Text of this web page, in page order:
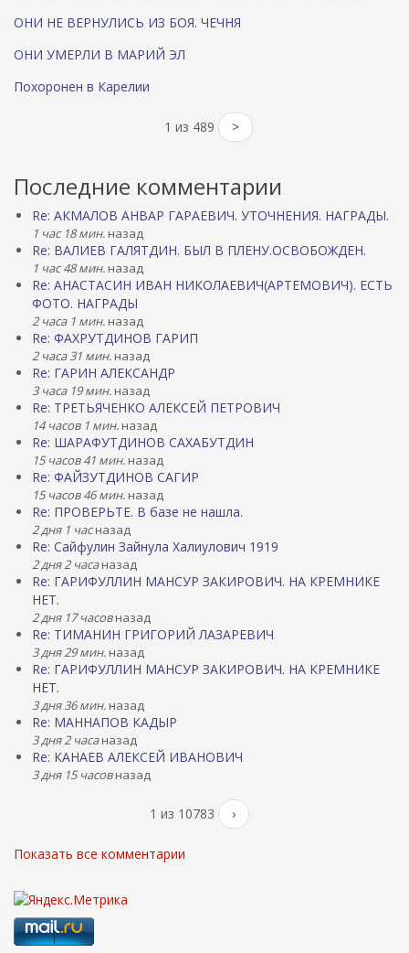
ОНИ НЕ ВЕРНУЛИСЬ ИЗ БОЯ. ЧЕЧНЯ
ОНИ УМЕРЛИ В МАРИЙ ЭЛ
Похоронен в Карелии
1 из 489 >
Последние комментарии
Re: АКМАЛОВ АНВАР ГАРАЕВИЧ. УТОЧНЕНИЯ. НАГРАДЫ.
1 час 18 мин. назад
Re: ВАЛИЕВ ГАЛЯТДИН. БЫЛ В ПЛЕНУ.ОСВОБОЖДЕН.
1 час 48 мин. назад
Re: АНАСТАСИН ИВАН НИКОЛАЕВИЧ(АРТЕМОВИЧ). ЕСТЬ
ФОТО. НАГРАДЫ
2 часа 1 мин. назад
Re: ФАХРУТДИНОВ ГАРИП
2 часа 31 мин. назад
Re: ГАРИН АЛЕКСАНДР
3 часа 19 мин. назад
Re: ТРЕТЬЯЧЕНКО АЛЕКСЕЙ ПЕТРОВИЧ
14 часов 1 мин. назад
Re: ШАРАФУТДИНОВ САХАБУТДИН
15 часов 41 мин. назад
Re: ФАЙЗУТДИНОВ САГИР
15 часов 46 мин. назад
Re: ПРОВЕРЬТЕ. В базе не нашла.
2 дня 1 часназад
Re: Сайфулин Зайнула Халиулович 1919
2 дня 2 часаназад
Re: ГАРИФУЛЛИН МАНСУР ЗАКИРОВИЧ. НА КРЕМНИКЕ
НЕТ.
2 дня 17 часовназад
Re: ТИМАНИН ГРИГОРИЙ ЛАЗАРЕВИЧ
3 дня 29 мин. назад
Re: ГАРИФУЛЛИН МАНСУР ЗАКИРОВИЧ. НА КРЕМНИКЕ
НЕТ.
3 дня 36 мин. назад
Re: МАННАПОВ КАДЫР
3 дня 2 часаназад
Re: КАНАЕВ АЛЕКСЕЙ ИВАНОВИЧ
3 дня 15 часовназад
1 из 10783 ›
Показать все комментарии